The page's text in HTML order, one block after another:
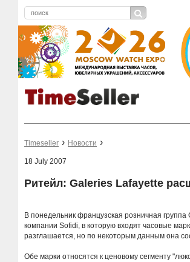
Timeseller Новости
18 July 2007
Ритейл: Galeries Lafayette
В понедельник французская розничная
компании Sofidi, в которую входят часовые
разглашается, но по некоторым данным она
Обе марки относятся к ценовому сегменту